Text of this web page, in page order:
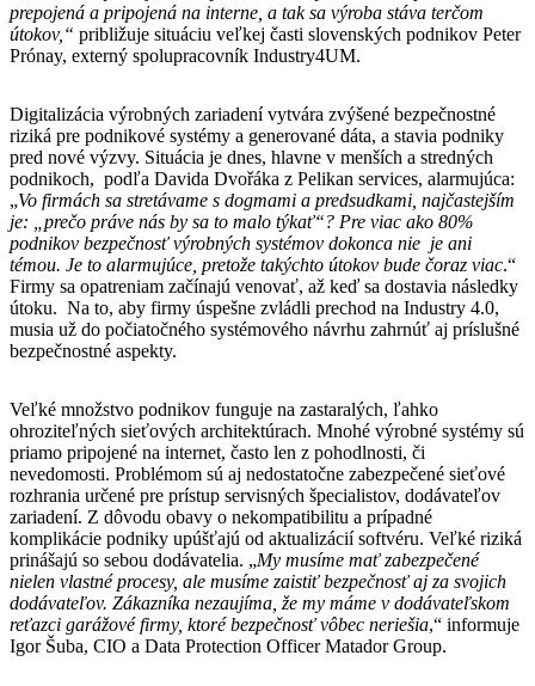
prepojená a pripojená na interne, a tak sa výroba stáva terčom
útokov,“ približuje situáciu veľkej časti slovenských podnikov Peter
Prónay, externý spolupracovník Industry4UM.
Digitalizácia výrobných zariadení vytvára zvýšené bezpečnostné
riziká pre podnikové systémy a generované dáta, a stavia podniky
pred nové výzvy. Situácia je dnes, hlavne v menších a stredných
podnikoch, podľa Davida Dvořáka z Pelikan services, alarmujúca:
„Vo firmách sa stretávame s dogmami a predsudkami, najčastejším
je: „prečo práve nás by sa to malo týkať“? Pre viac ako 80%
podnikov bezpečnosť výrobných systémov dokonca nie je ani
témou. Je to alarmujúce, pretože takýchto útokov bude čoraz viac.“
Firmy sa opatreniam začínajú venovať, až keď sa dostavia následky
útoku. Na to, aby firmy úspešne zvládli prechod na Industry 4.0,
musia už do počiatočného systémového návrhu zahrnúť aj príslušné
bezpečnostné aspekty.
Veľké množstvo podnikov funguje na zastaralých, ľahko
ohroziteľných sieťových architektúrach. Mnohé výrobné systémy sú
priamo pripojené na internet, často len z pohodlnosti, či
nevedomosti. Problémom sú aj nedostatočne zabezpečené sieťové
rozhrania určené pre prístup servisných špecialistov, dodávateľov
zariadení. Z dôvodu obavy o nekompatibilitu a prípadné
komplikácie podniky upúšťajú od aktualizácií softvéru. Veľké riziká
prinášajú so sebou dodávatelia. „My musíme maťzabezpečené
nielen vlastné procesy, ale musíme zaistiť bezpečnosť aj za svojich
dodávateľov. Zákazníka nezaujíma, že my máme v dodávateľskom
reťazci garážové firmy, ktoré bezpečnosť vôbec neriešia,“ informuje
Igor Šuba, CIO a Data Protection Officer Matador Group.